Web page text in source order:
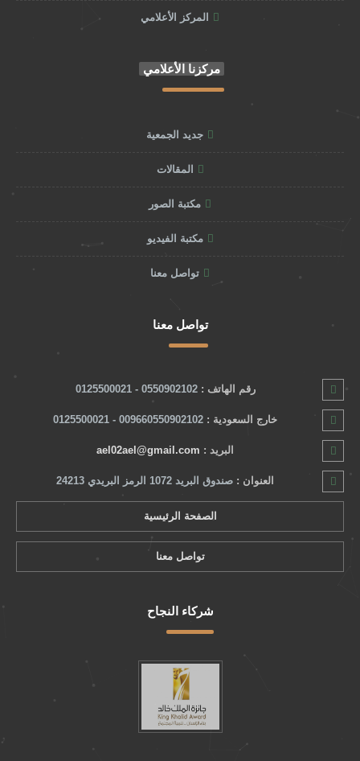
المركز الأعلامي
مركزنا الأعلامي
جديد الجمعية
المقالات
مكتبة الصور
مكتبة الفيديو
تواصل معنا
تواصل معنا
رقم الهاتف :0550902102 - 0125500021
خارج السعودية : 009660550902102 - 0125500021
البريد : ael02ael@gmail.com
العنوان : صندوق البريد 1072 الرمز البريدي 24213
الصفحة الرئيسية
تواصل معنا
شركاء النجاح